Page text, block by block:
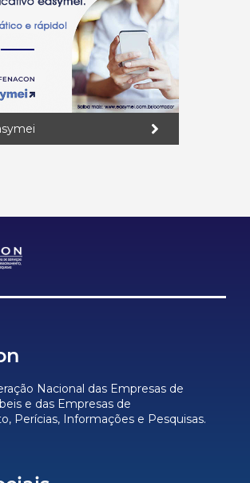
Nacional das Empresas de
e das Empresas de
Perícias, Informações e Pesquisas.